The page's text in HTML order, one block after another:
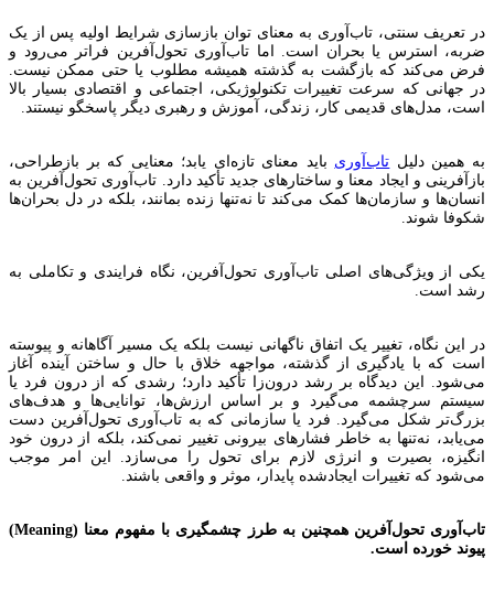
در تعریف سنتی، تاب‌آوری به معنای توان بازسازی شرایط اولیه پس از یک
ضربه، استرس یا بحران است. اما تاب‌آوری تحول‌آفرین فراتر می‌رود و
فرض می‌کند که بازگشت به گذشته همیشه مطلوب یا حتی ممکن نیست.
در جهانی که سرعت تغییرات تکنولوژیکی، اجتماعی و اقتصادی بسیار بالا
است، مدل‌های قدیمی کار، زندگی، آموزش و رهبری دیگر پاسخگو نیستند.
به همین دلیل تاب‌آوری باید معنای تازه‌ای یابد؛ معنایی که بر بازطراحی،
بازآفرینی و ایجاد معنا و ساختارهای جدید تأکید دارد. تاب‌آوری تحول‌آفرین به
انسان‌ها و سازمان‌ها کمک می‌کند تا نه‌تنها زنده بمانند، بلکه در دل بحران‌ها
شکوفا شوند.
یکی از ویژگی‌های اصلی تاب‌آوری تحول‌آفرین، نگاه فرایندی و تکاملی به
رشد است.
در این نگاه، تغییر یک اتفاق ناگهانی نیست بلکه یک مسیر آگاهانه و پیوسته
است که با یادگیری از گذشته، مواجهه خلاق با حال و ساختن آینده آغاز
می‌شود. این دیدگاه بر رشد درون‌زا تأکید دارد؛ رشدی که از درون فرد یا
سیستم سرچشمه می‌گیرد و بر اساس ارزش‌ها، توانایی‌ها و هدف‌های
بزرگ‌تر شکل می‌گیرد. فرد یا سازمانی که به تاب‌آوری تحول‌آفرین دست
می‌یابد، نه‌تنها به خاطر فشارهای بیرونی تغییر نمی‌کند، بلکه از درون خود
انگیزه، بصیرت و انرژی لازم برای تحول را می‌سازد. این امر موجب
می‌شود که تغییرات ایجادشده پایدار، موثر و واقعی باشند.
تاب‌آوری تحول‌آفرین همچنین به طرز چشمگیری با مفهوم معنا (Meaning)
پیوند خورده است.